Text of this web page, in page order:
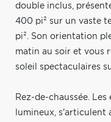
double inclus,
400 pi² sur un vaste
pi². Son orientation
matin au soir et vous
soleil spectaculaires
Rez-de-chaussée. Les
lumineux, s'articulent